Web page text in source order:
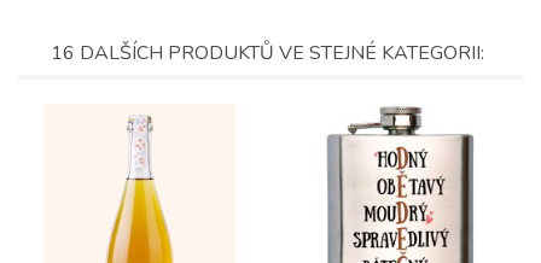
16 DALŠÍCH PRODUKTŮ VE STEJNÉ KATEGORII: